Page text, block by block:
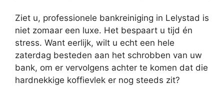
Ziet u, professionele bankreiniging in Lelystad is
niet zomaar een luxe. Het bespaart u tijd én
stress. Want eerlijk, wilt u echt een hele
zaterdag besteden aan het schrobben van uw
bank, om er vervolgens achter te komen dat die
hardnekkige koffievlek er nog steeds zit?